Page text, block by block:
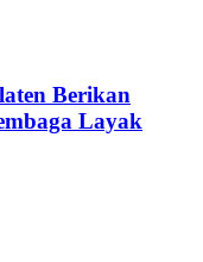
Berikan
Layak